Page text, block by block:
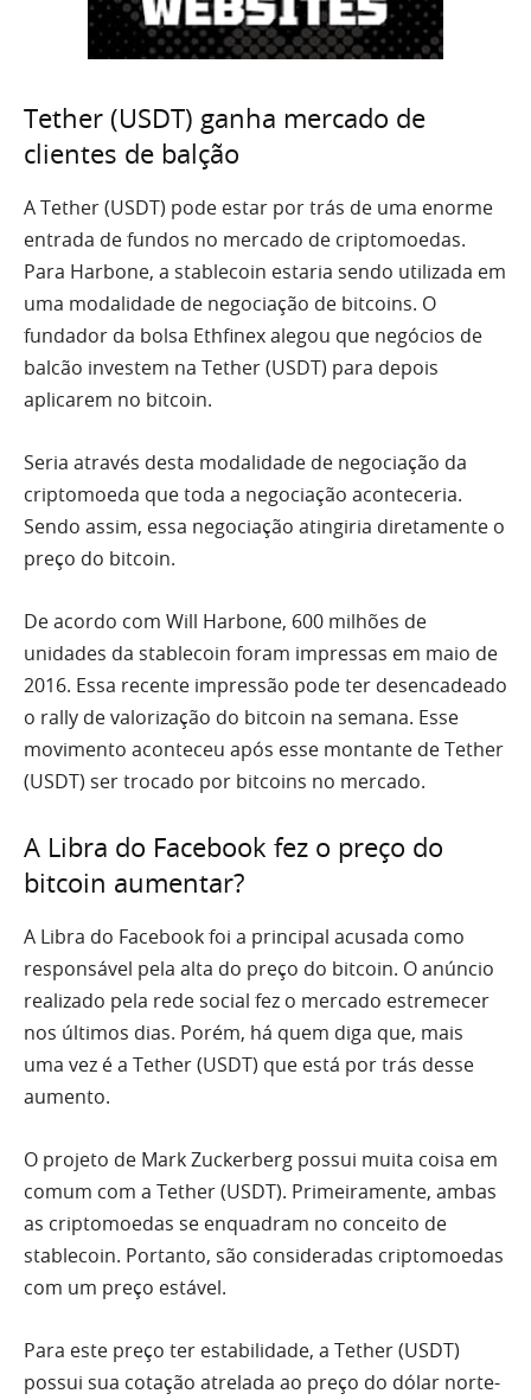
Tether (USDT) ganha mercado de
clientes de balção
A Tether (USDT) pode estar por trás de uma enorme
entrada de fundos no mercado de criptomoedas.
Para Harbone, a stablecoin estaria sendo utilizada em
uma modalidade de negociação de bitcoins. O
fundador da bolsa Ethfinex alegou que negócios de
balcão investem na Tether (USDT) para depois
aplicarem no bitcoin.
Seria através desta modalidade de negociação da
criptomoeda que toda a negociação aconteceria.
Sendo assim, essa negociação atingiria diretamente o
preço do bitcoin.
De acordo com Will Harbone, 600 milhões de
unidades da stablecoin foram impressas em maio de
2016. Essa recente impressão pode ter desencadeado
o rally de valorização do bitcoin na semana. Esse
movimento aconteceu após esse montante de Tether
(USDT) ser trocado por bitcoins no mercado.
A Libra do Facebook fez o preço do
bitcoin aumentar?
A Libra do Facebook foi a principal acusada como
responsável pela alta do preço do bitcoin. O anúncio
realizado pela rede social fez o mercado estremecer
nos últimos dias. Porém, há quem diga que, mais
uma vez é a Tether (USDT) que está por trás desse
aumento.
O projeto de Mark Zuckerberg possui muita coisa em
comum com a Tether (USDT). Primeiramente, ambas
as criptomoedas se enquadram no conceito de
stablecoin. Portanto, são consideradas criptomoedas
com um preço estável.
Para este preço ter estabilidade, a Tether (USDT)
possui sua cotação atrelada ao preço do dólar norte-